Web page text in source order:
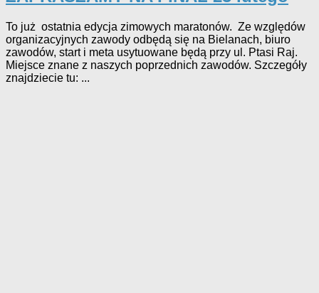
To już ostatnia edycja zimowych maratonów. Ze względów
organizacyjnych zawody odbędą się na Bielanach, biuro
zawodów, start i meta usytuowane będą przy ul. Ptasi Raj.
Miejsce znane z naszych poprzednich zawodów. Szczegóły
znajdziecie tu: ...